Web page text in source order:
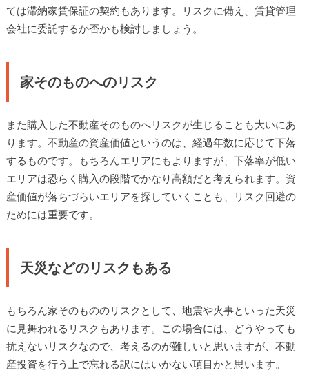
ては滞納家賃保証の契約もあります。リスクに備え、賃貸管理
会社に委託するか否かも検討しましょう。
家そのものへのリスク
また購入した不動産そのものへリスクが生じることも大いにあ
ります。不動産の資産価値というのは、経過年数に応じて下落
するものです。もちろんエリアにもよりますが、下落率が低い
エリアは恐らく購入の段階でかなり高額だと考えられます。資
産価値が落ちづらいエリアを探していくことも、リスク回避の
ためには重要です。
天災などのリスクもある
もちろん家そのもののリスクとして、地震や火事といった天災
に見舞われるリスクもあります。この場合には、どうやっても
抗えないリスクなので、考えるのが難しいと思いますが、不動
産投資を行う上で忘れる訳にはいかない項目かと思います。